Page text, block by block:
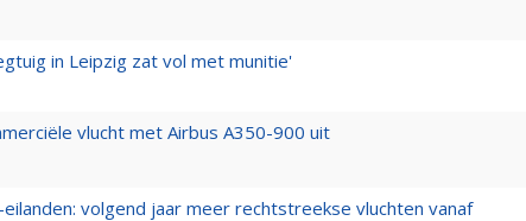
in Leipzig zat vol met munitie'
vlucht met Airbus A350-900 uit
volgend jaar meer rechtstreekse vluchten vanaf